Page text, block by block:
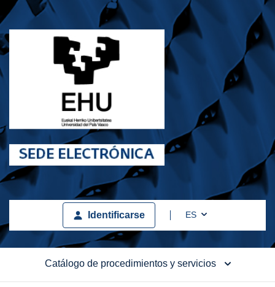
ES Toggle Dropdown
Identificarse
Catálogo de procedimientos y servicios